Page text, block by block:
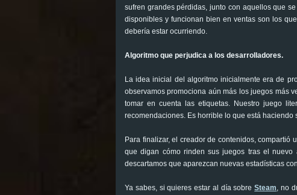
sufren grandes pérdidas, junto con aquellos que
disponibles y funcionan bien en ventas son los
debería estar ocurriendo.
Algoritmo que perjudica a los desarrolladores.
La idea inicial del algoritmo inicialmente era de
observamos promociona aún más los juegos más
tomar en cuenta las etiquetas. Nuestro juego
recomendaciones. Es horrible lo que está haciendo
Para finalizar, el creador de contenidos, compartió
que digan cómo rinden sus juegos tras el
descartamos que aparezcan nuevas estadísticas
Ya sabes, si quieres estar al día sobreSteam , no